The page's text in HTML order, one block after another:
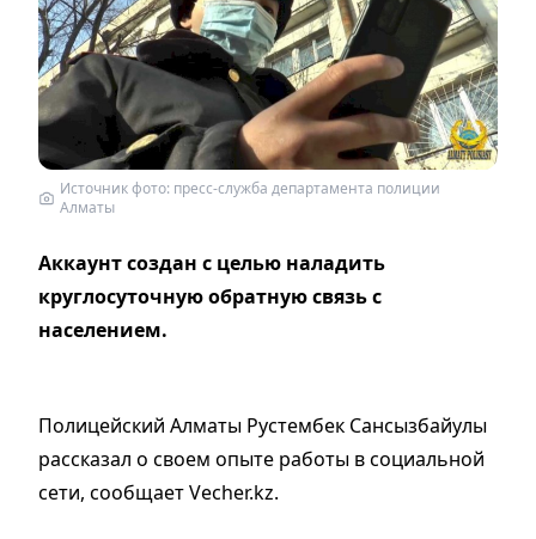
Источник фото: пресс-служба департамента полиции
Алматы
Аккаунт создан с целью наладить
круглосуточную обратную связь с
населением.
Полицейский Алматы Рустембек Сансызбайулы
рассказал о своем опыте работы в социальной
сети, сообщает Vecher.kz.